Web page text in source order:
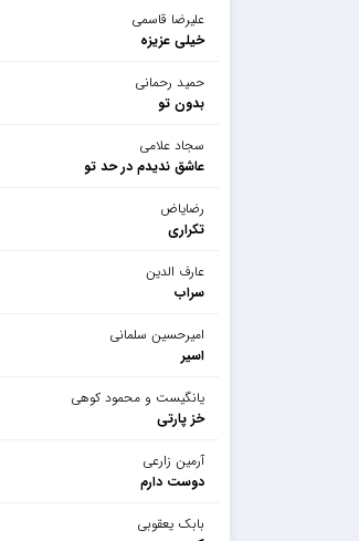
علیرضا قاسمی
خیلی عزیزه
حمید رحمانی
بدون تو
سجاد علامی
عاشق ندیدم در حد تو
رضایاض
تکراری
عارف الدین
سراب
امیرحسین سلمانی
اسیر
یانگیست و محمود کوهی
خز پارتی
آرمین زارعی
دوست دارم
بابک یعقوبی